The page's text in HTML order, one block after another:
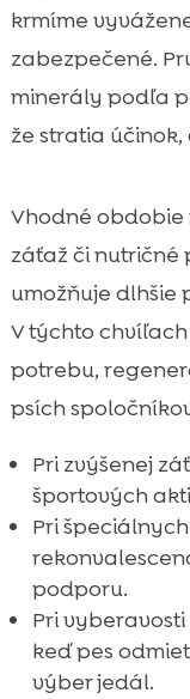
krmíme
zabezpečené.
minerály podľa
že stratia
Vhodné obdobie
záťaž či nutričné
umožňuje dlhšie
V týchto
potrebu,
psích
Pri zvýšenej
športových
Pri
podporu.
Pri
keď pes
výber jedál.